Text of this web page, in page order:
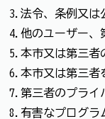
3.法令、条例又は
4.他のユーザー、
5.本市又は第三者
6.本市又は第三者
7.第三者のプライ
8.有害なプログラ